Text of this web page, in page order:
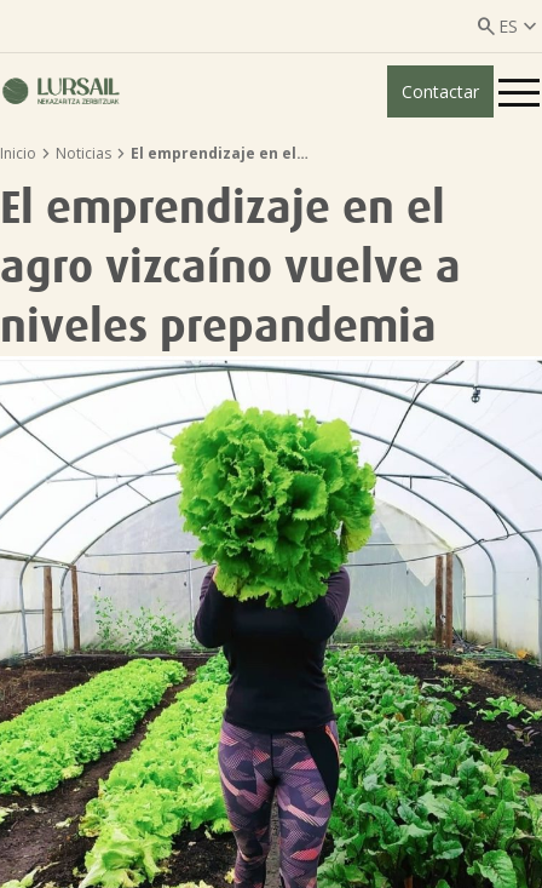
 ES 
ES
Quiénes somos
Guía transparencia
Servicios ganadería
Servicios agricultura 
Entidades asociadas
Noticias
Tablón de anuncios
Lursail Market
Contactar
Inicio  Noticias  El emprendizaje en el…
El emprendizaje en el
agro vizcaíno vuelve a
niveles prepandemia